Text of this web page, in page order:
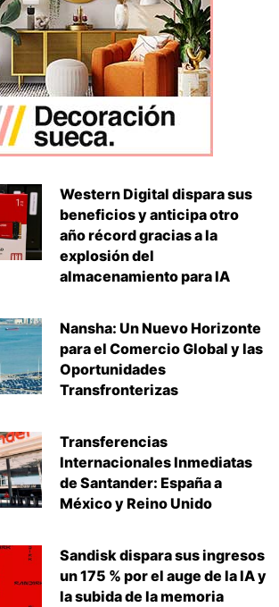
Western Digital dispara sus
beneficios y anticipa otro
año récord gracias a la
explosión del
almacenamiento para IA
Nansha: Un Nuevo Horizonte
para el Comercio Global y las
Oportunidades
Transfronterizas
Transferencias
Internacionales Inmediatas
de Santander: España a
México y Reino Unido
Sandisk dispara sus ingresos
un 175 % por el auge de la IA y
la subida de la memoria